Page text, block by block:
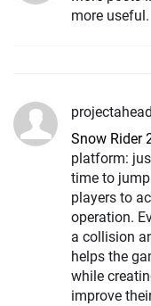
more useful.
projectahead
Snow Rider
platform:
time to
players to
operation.
a collision
helps the
while
improve